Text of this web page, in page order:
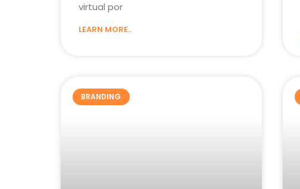
virtual por
LEARN MORE..
BRANDING